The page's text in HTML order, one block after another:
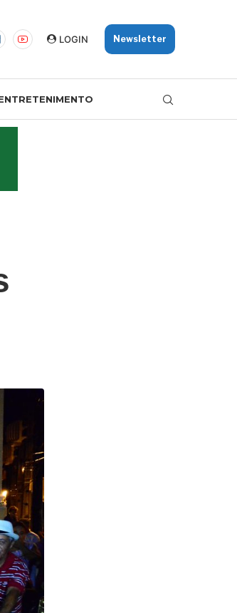
LOGIN Newsletter